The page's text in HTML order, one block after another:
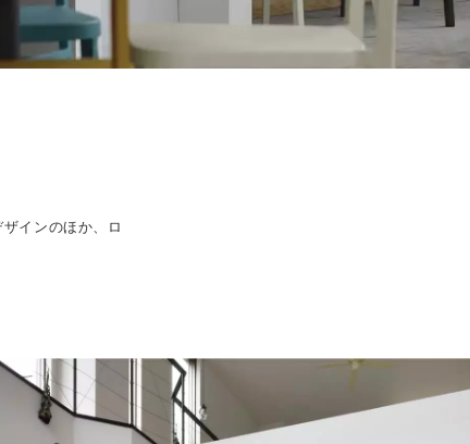
インのほか、ロ